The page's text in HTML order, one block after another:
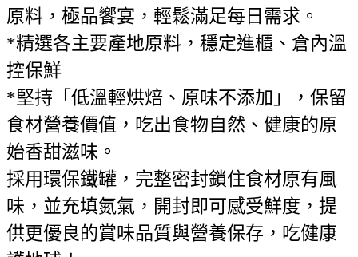
原料，極品饗宴，輕鬆滿足每日需求。
*精選各主要產地原料，穩定進櫃、倉內溫
控保鮮
*堅持「低溫輕烘焙、原味不添加」，保留
食材營養價值，吃出食物自然、健康的原
始香甜滋味。
採用環保鐵罐，完整密封鎖住食材原有風
味，並充填氮氣，開封即可感受鮮度，提
供更優良的賞味品質與營養保存，吃健康